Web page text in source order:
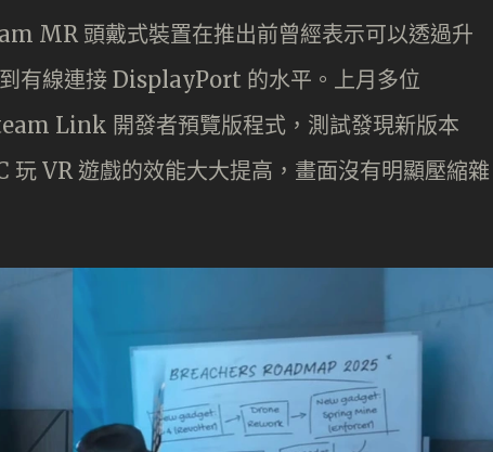
MR 頭戴式裝置在推出前曾經表示可以透過升
有線連接 DisplayPort 的水平。上月多位
Link 開發者預覽版程式，測試發現新版本
VR 遊戲的效能大大提高，畫面沒有明顯壓縮雜